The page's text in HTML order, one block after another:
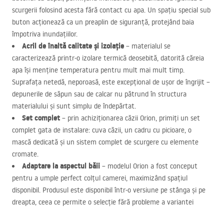
scurgerii folosind acesta fără contact cu apa. Un spațiu special sub
buton acționează ca un preaplin de siguranță, protejând baia
împotriva inundațiilor.
Acril de înaltă calitate și izolație – materialul se
caracterizează printr-o izolare termică deosebită, datorită căreia
apa își menține temperatura pentru mult mai mult timp.
Suprafața netedă, neporoasă, este excepțional de ușor de îngrijit –
depunerile de săpun sau de calcar nu pătrund în structura
materialului și sunt simplu de îndepărtat.
Set complet – prin achiziționarea căzii Orion, primiți un set
complet gata de instalare: cuva căzii, un cadru cu picioare, o
mască dedicată și un sistem complet de scurgere cu elemente
cromate.
Adaptare la aspectul băii – modelul Orion a fost conceput
pentru a umple perfect colțul camerei, maximizând spațiul
disponibil. Produsul este disponibil într-o versiune pe stânga și pe
dreapta, ceea ce permite o selecție fără probleme a variantei